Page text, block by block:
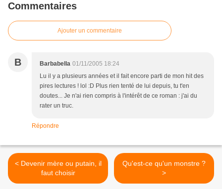
Commentaires
Ajouter un commentaire
B Barbabella 01/11/2005 18:24
Lu il y a plusieurs années et il fait encore parti de mon hit des
pires lectures ! lol :D Plus rien tenté de lui depuis, tu t'en
doutes... Je n'ai rien compris à l'intérêt de ce roman : j'ai du
rater un truc.
Répondre
< Devenir mère ou putain, il
faut choisir
Qu'est-ce qu'un monstre ?
>